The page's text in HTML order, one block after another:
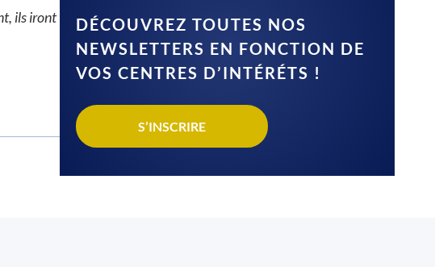
ils iront
DÉCOUVREZ TOUTES NOS
NEWSLETTERS EN FONCTION DE
VOS CENTRES D’INTÉRÉTS !
S’INSCRIRE